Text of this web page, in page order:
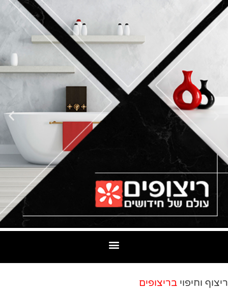
ריצוף וחיפוי בריצופים